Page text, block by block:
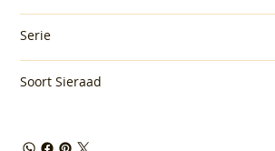
Serie
Soort Sieraad